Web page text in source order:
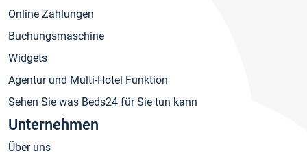
Online Zahlungen
Buchungsmaschine
Widgets
Agentur und Multi-Hotel Funktion
Sehen Sie was Beds24 für Sie tun kann
Unternehmen
Über uns